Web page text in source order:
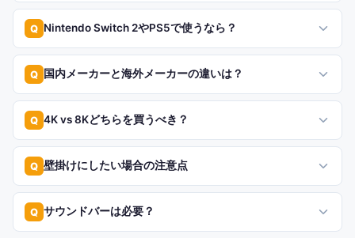
Q Nintendo Switch 2やPS5で使うなら？
Q 国内メーカーと海外メーカーの違いは？
Q 4K vs 8Kどちらを買うべき？
Q 壁掛けにしたい場合の注意点
Q サウンドバーは必要？